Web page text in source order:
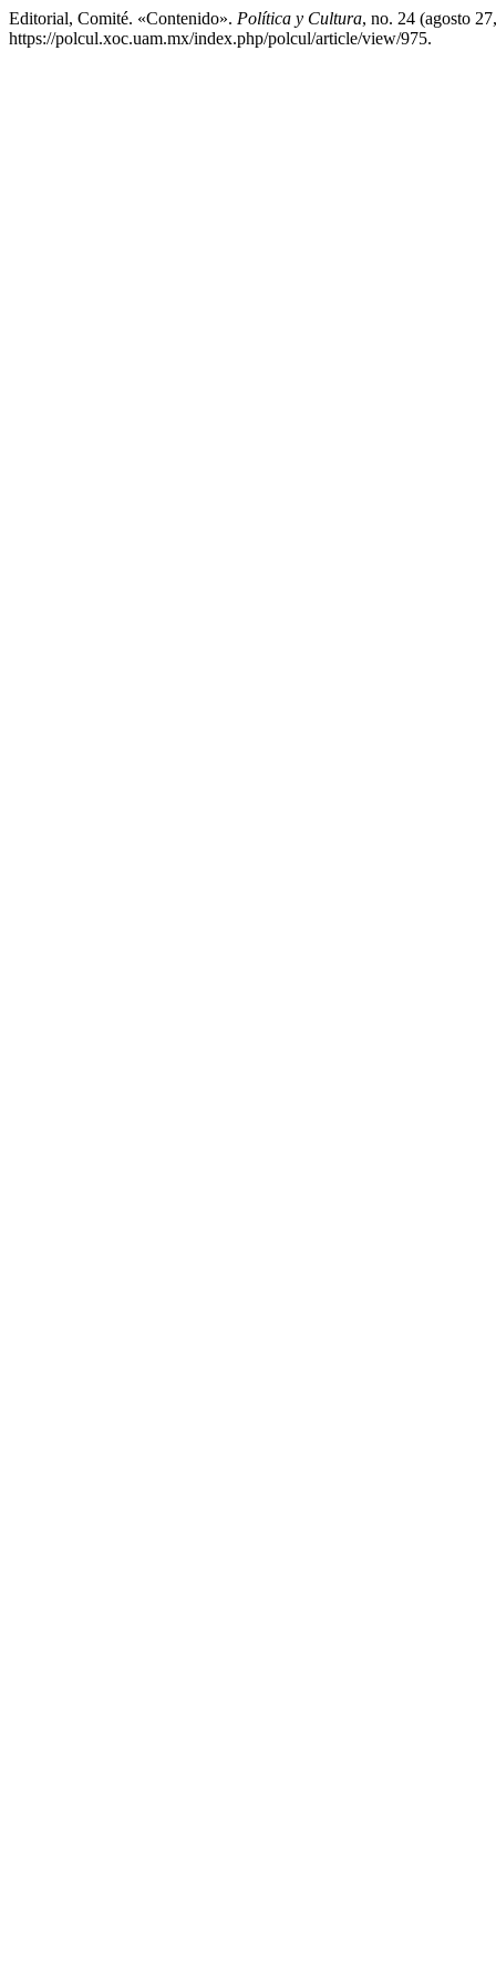
Editorial, Comité. «Contenido». Política y Cultura, no. 24 (agosto
https://polcul.xoc.uam.mx/index.php/polcul/article/view/975.